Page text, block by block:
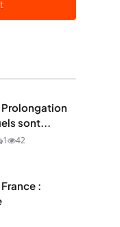
sont...
1 42
: